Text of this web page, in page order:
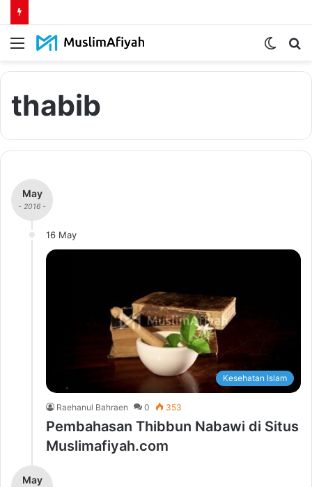
Menu
Switch
thabib
May
- 2016 -
16 May
Kesehatan Islam
Raehanul Bahraen 0 353
Pembahasan Thibbun Nabawi di Situs
Muslimafiyah.com
May